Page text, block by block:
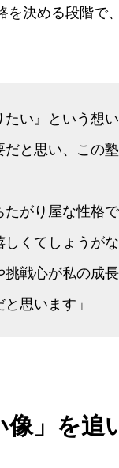
決める段階で
たい』という想
と思い、この塾
がり屋な性格
くてしょうが
挑戦心が私の成
思います」
」を追